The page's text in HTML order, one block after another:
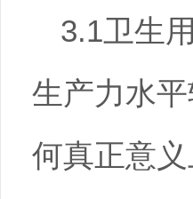
3.1卫生
生产力水
何真正意